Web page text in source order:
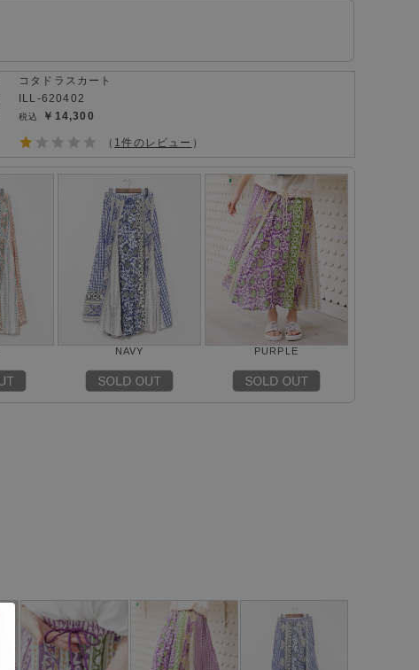
コタドラスカート
ILL-620402
￥14,300
（ 1件のレビュー ）
NAVY PURPLE